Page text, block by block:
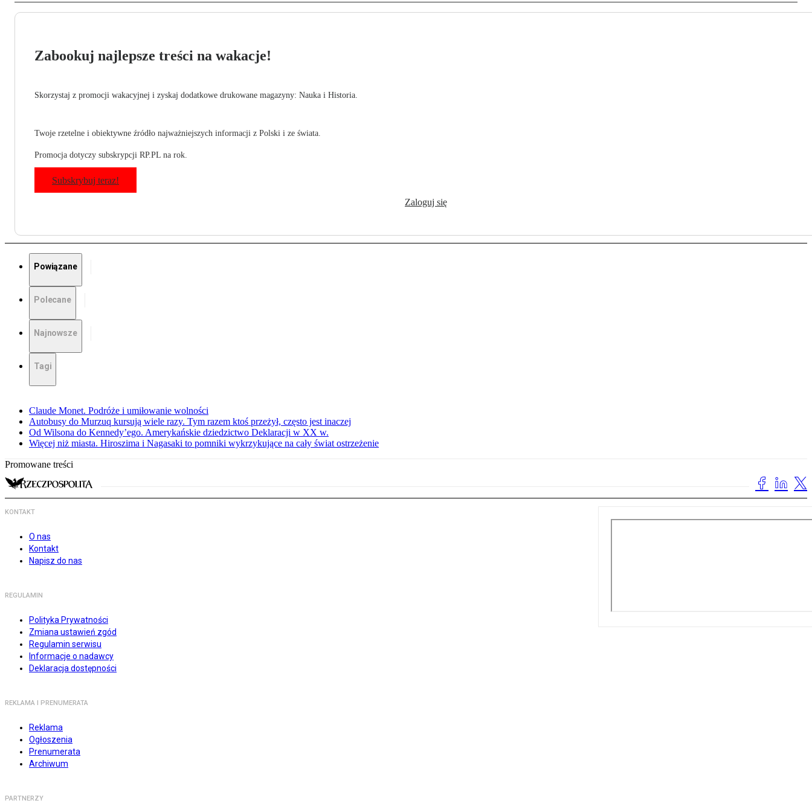
Zabookuj najlepsze treści na wakacje!
Skorzystaj z promocji wakacyjnej i zyskaj dodatkowe drukowane magazyny: Nauka i Historia.
Twoje rzetelne i obiektywne źródło najważniejszych informacji z Polski i ze świata.
Promocja dotyczy subskrypcji RP.PL na rok.
Subskrybuj teraz!
Zaloguj się
Powiązane
Polecane
Najnowsze
Tagi
Claude Monet. Podróże i umiłowanie wolności
Autobusy do Murzuq kursują wiele razy. Tym razem ktoś przeżył, często jest inaczej
Od Wilsona do Kennedy’ego. Amerykańskie dziedzictwo Deklaracji w XX w.
Więcej niż miasta. Hiroszima i Nagasaki to pomniki wykrzykujące na cały świat ostrzeżenie
Promowane treści
KONTAKT
O nas
Kontakt
Napisz do nas
REGULAMIN
Polityka Prywatności
Zmiana ustawień zgód
Regulamin serwisu
Informacje o nadawcy
Deklaracja dostępności
REKLAMA I PRENUMERATA
Reklama
Ogłoszenia
Prenumerata
Archiwum
PARTNERZY